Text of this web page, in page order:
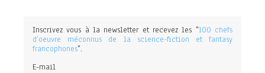
Inscrivez vous à la newsletter et recevez les "100 chefs
d'oeuvre méconnus de la science-fiction et fantasy
francophones".
E-mail